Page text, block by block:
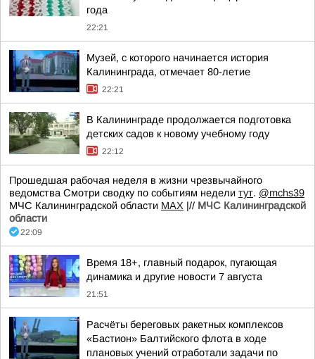
года
22:21
Музей, с которого начинается история
Калининграда, отмечает 80-летие
22:21
В Калининграде продолжается подготовка
детских садов к новому учебному году
22:12
Прошедшая рабочая неделя в жизни чрезвычайного
ведомства Смотри сводку по событиям недели тут. @mchs39
МЧС Калининградской области MAX |// МЧС Калининградской
области
22:09
Время 18+, главный подарок, пугающая
динамика и другие новости 7 августа
21:51
Расчёты береговых ракетных комплексов
«Бастион» Балтийского флота в ходе
плановых учений отработали задачи по